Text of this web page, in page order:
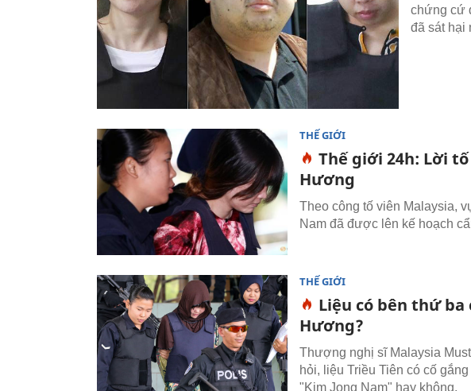
chứng cứ
đã sát hại
THẾ GIỚI
Thế giới 24h: Lời
Hương
Theo công tố viên Malaysia,
Nam đã được lên kế hoạch
THẾ GIỚI
Liệu có bên thứ
Hương?
Thượng nghị sĩ Malaysia
hỏi, liệu Triều Tiên có cố
"Kim Jong Nam" hay không.